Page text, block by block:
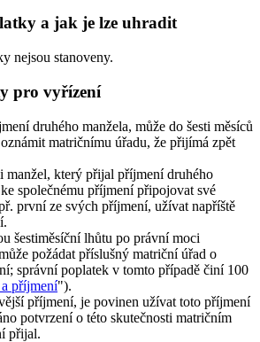
a jak je lze uhradit
nejsou stanoveny.
pro vyřízení
druhého manžela, může do šesti měsíců
matričnímu úřadu, že přijímá zpět
manžel, který přijal příjmení druhého
společnému příjmení připojovat své
první ze svých příjmení, užívat napříště
šestiměsíční lhůtu po právní moci
požádat příslušný matriční úřad o
správní poplatek v tomto případě činí 100
příjmení").
příjmení, je povinen užívat toto příjmení
potvrzení o této skutečnosti matričním
přijal.